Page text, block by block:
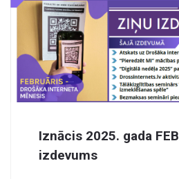
Iznācis 2025. gada
izdevums